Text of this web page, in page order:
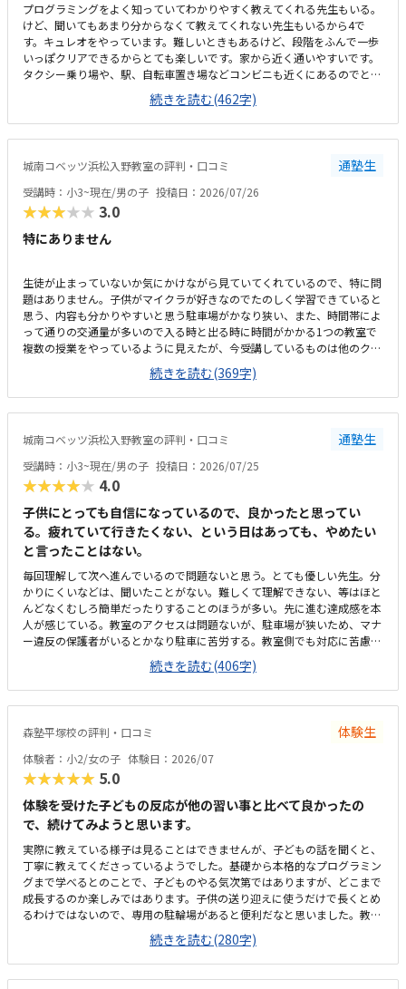
プログラミングをよく知っていてわかりやすく教えてくれる先生もいる。
けど、聞いてもあまり分からなくて教えてくれない先生もいるから4で
す。キュレオをやっています。難しいときもあるけど、段階をふんで一歩
いっぽクリアできるからとても楽しいです。家から近く通いやすいです。
タクシー乗り場や、駅、自転車置き場などコンビニも近くにあるのでとて
も便利です。部屋はスッキリしていてきれいで勉強しやすいです。前に仕
切りもあるから集中できる。温度も聞いて調整してくれるから、過ごしや
すいです。教えてもらう時とそうでない時がある様子なので、あまり教え
てもらわない場合には料金的には高いと感じます。先生方がやさしくて和
きるので、喜んで通っています。トイレが教室から見えない離れた場所に
あり、クラゼミやビル関係以外の方も(屋外からも自由に入れる)使えるの
で、ひとりでトイレに行かせるのがかなり心配です。学校と違って急かさ
れることなくじっくり考えながら学習できるのが嬉しいと言っています。
続きを読む(462字)
城南コベッツ浜松入野教室の評判・口コミ 通塾生
受講時：小3~現在/男の子 投稿日：2026/07/26
★★★★★ 3.0
特にありません
生徒が止まっていないか気にかけながら見ていてくれているので、特に問
題はありません。子供がマイクラが好きなのでたのしく学習できていると
思う、内容も分かりやすいと思う駐車場がかなり狭い、また、時間帯によ
って通りの交通量が多いので入る時と出る時に時間がかかる1つの教室で
複数の授業をやっているように見えたが、今受講しているものは他のクラ
スとかぶっていないので気にはしていないこのくらいの金額はかかるもの
だと思う、特に不満はないです。回数も週一回で特に不満は無いです。静
かな雰囲気で学習できるのはよい、先生も生徒がつまづいていないか気に
かけながらされているので問題ないです部屋が1つしかなく、他の授業と
ありません
続きを読む(369字)
城南コベッツ浜松入野教室の評判・口コミ 通塾生
受講時：小3~現在/男の子 投稿日：2026/07/25
★★★★★ 4.0
子供にとっても自信になっているので、良かったと思ってい
る。疲れていて行きたくない、という日はあっても、やめたい
と言ったことはない。
毎回理解して次へ進んでいるので問題ないと思う。とても優しい先生。分
かりにくいなどは、聞いたことがない。難しくて理解できない、等はほと
んどなくむしろ簡単だったりすることのほうが多い。先に進む達成感を本
人が感じている。教室のアクセスは問題ないが、駐車場が狭いため、マナ
ー違反の保護者がいるとかなり駐車に苦労する。教室側でも対応に苦慮し
ている。教室というより、保護者のマナー問題。個人塾として問題ない。
置いているおやつが駄菓子とかでなく、良いオヤツのため、子どもたちは
いつも嬉しそう。こういった些細なことも、テンションを維持できる一つ
になる。プログラミングについては、ロボットではないためロボット教室
ベテランでいらっしゃるので、保護者にとってもためになる話をしてくだ
さる。非常に頼りになり、細かく要望も対応してくれているので助かる。
特に思い当たらない。
続きを読む(406字)
森塾平塚校の評判・口コミ 体験生
体験者：小2/女の子 体験日：2026/07
★★★★★ 5.0
体験を受けた子どもの反応が他の習い事と比べて良かったの
で、続けてみようと思います。
実際に教えている様子は見ることはできませんが、子どもの話を聞くと、
丁寧に教えてくださっているようでした。基礎から本格的なプログラミン
グまで学べるとのことで、子どものやる気次第ではありますが、どこまで
成長するのか楽しみではあります。子供の送り迎えに使うだけで長くとめ
るわけではないので、専用の駐輪場があると便利だなと思いました。教室
は綺麗ですが、建物自体、廊下や階段などが煙草臭くて、他のテナントも
入っているので仕方がないのかも知れませんが、そこだけが気になりまし
た。１時間やってもらえて、1か月一万円前後なので、この内容なら高く
はなく、続けられると思いました。
続きを読む(280字)